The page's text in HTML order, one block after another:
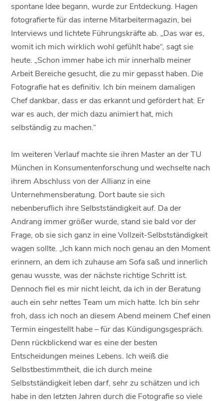
spontane Idee begann, wurde zur Entdeckung. Hagen
fotografierte für das interne Mitarbeitermagazin, bei
Interviews und lichtete Führungskräfte ab. „Das war es,
womit ich mich wirklich wohl gefühlt habe“, sagt sie
heute. „Schon immer habe ich mir innerhalb meiner
Arbeit Bereiche gesucht, die zu mir gepasst haben. Die
Fotografie hat es definitiv. Ich bin meinem damaligen
Chef dankbar, dass er das erkannt und gefördert hat. Er
war es auch, der mich dazu animiert hat, mich
selbständig zu machen.“
Im weiteren Verlauf machte sie ihren Master an der TU
München in Konsumentenforschung und wechselte nach
ihrem Abschluss von der Allianz in eine
Unternehmensberatung. Dort baute sie sich
nebenberuflich ihre Selbstständigkeit auf. Da der
Andrang immer größer wurde, stand sie bald vor der
Frage, ob sie sich ganz in eine Vollzeit-Selbstständigkeit
wagen sollte. „Ich kann mich noch genau an den Moment
erinnern, an dem ich zuhause am Sofa saß und innerlich
genau wusste, was der nächste richtige Schritt ist.
Dennoch fiel es mir nicht leicht, da ich in der Beratung
auch ein sehr nettes Team um mich hatte. Ich bin sehr
froh, dass ich noch an diesem Abend meinem Chef einen
Termin eingestellt habe – für das Kündigungsgespräch.
Denn rückblickend war es eine der besten
Entscheidungen meines Lebens. Ich weiß die
Selbstbestimmtheit, die ich durch meine
Selbstständigkeit leben darf, sehr zu schätzen und ich
habe in den letzten Jahren durch die Fotografie so viele